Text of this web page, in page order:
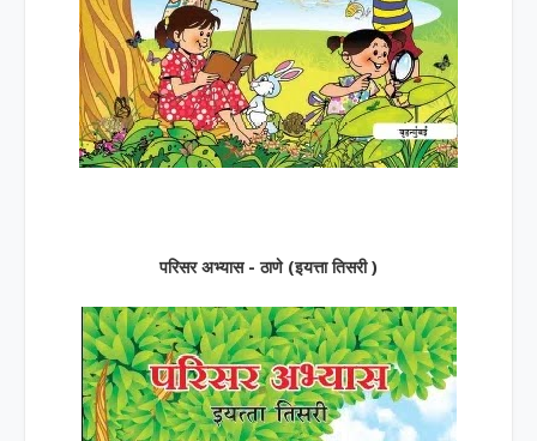
परिसर अभ्यास - ठाणे (इयत्ता तिसरी )